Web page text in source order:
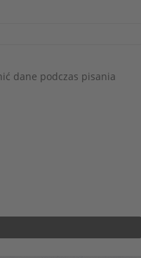
dane podczas pisania